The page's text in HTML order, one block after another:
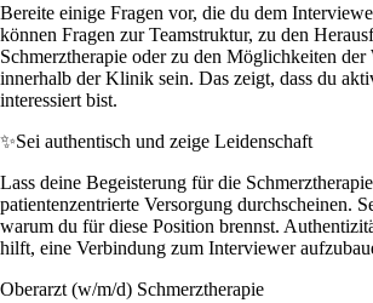
Bereite einige Fragen vor, die du dem
können Fragen zur Teamstruktur, zu den
Schmerztherapie oder zu den Möglichkeiten
innerhalb der Klinik sein. Das zeigt, dass du
interessiert bist.
✨Sei authentisch und zeige Leidenschaft
Lass deine Begeisterung für die
patientenzentrierte Versorgung durchscheinen.
warum du für diese Position brennst.
hilft, eine Verbindung zum Interviewer
Oberarzt (w/m/d) Schmerztherapie